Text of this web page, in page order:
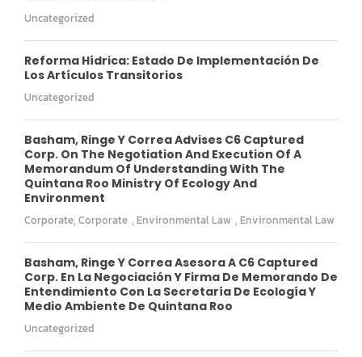
Uncategorized
Reforma Hídrica: Estado De Implementación De
Los Artículos Transitorios
Uncategorized
Basham, Ringe Y Correa Advises C6 Captured
Corp. On The Negotiation And Execution Of A
Memorandum Of Understanding With The
Quintana Roo Ministry Of Ecology And
Environment
Corporate, Corporate , Environmental Law , Environmental Law
Basham, Ringe Y Correa Asesora A C6 Captured
Corp. En La Negociación Y Firma De Memorando De
Entendimiento Con La Secretaría De Ecología Y
Medio Ambiente De Quintana Roo
Uncategorized